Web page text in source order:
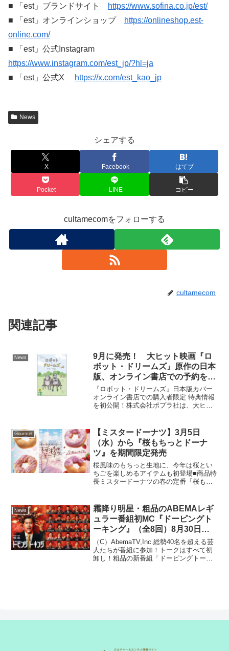
■ 「est」ブランドサイト
https://www.sofina.co.jp/est/
■ 「est」オンラインショップ
https://onlineshop.est-
online.com/
■ 「est」公式Instagram
https://www.instagram.com/est_jp/?hl=ja
■ 「est」公式X
https://x.com/est_kao_jp
News
シェアする
X Facebook はてブ
Pocket LINE コピー
cultamecomをフォローする
cultamecom
関連記事
News
9月に発売！ 大ヒット映画『ロ
ボット・ドリームズ』原作の日本
版、オンライン書店での予約を8
月4日に開始
『ロボット・ドリームズ』日本版カバー
オンライン書店での購入者限定 特典情報
を初公開！株式会社ポプラ社は、大ヒッ
描きおろしカバーにて2025年9月17日
（水）に発売するこ...
Gourmet
【ミスタードーナツ】3月5日
（水）から『桜もちっとドーナ
ツ』を期間限定発売
桜風味のもちっと生地に、今年は桜とい
ちごを楽しめるアイテムも初登場■商品特
長ミスタードーナツの春の定番『桜もち
開発し、桜風味のもちっとした生地の食
感と、桜のお花の形...
News
霜降り明星・粗品のABEMAレギ
ュラー番組初MC『ドーピングト
ーキング』（全8回）8月30日
（土）夜10時より放送決定! 【コ
メント到着】
（C）AbemaTV,Inc.総勢40名を超える芸
人たちが番組に参加！トークはすべて初
卸し！粗品の新番組「ドーピングトーキ